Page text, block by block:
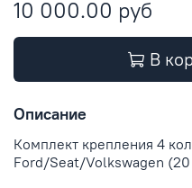
10 000.00 руб
В
Описание
Комплект крепления 4
Ford/Seat/Volkswagen (20